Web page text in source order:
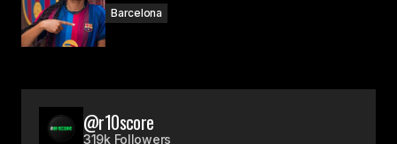
Barcelona
@r10score
319k Followers